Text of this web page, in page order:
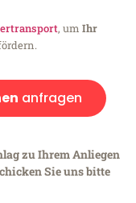
, um Ihr
anfragen
zu Ihrem Anliegen
Sie uns bitte